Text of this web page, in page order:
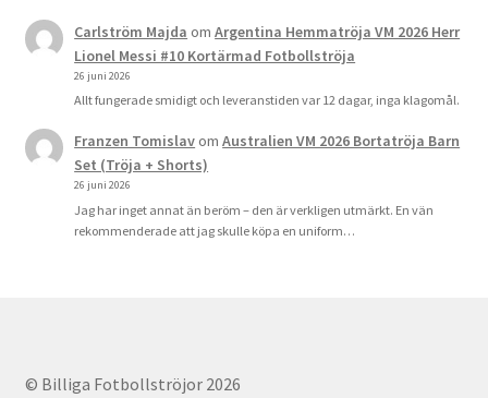
Carlström Majda omArgentina Hemmatröja VM 2026 Herr
Lionel Messi #10 Kortärmad Fotbollströja
26 juni 2026
Allt fungerade smidigt och leveranstiden var 12 dagar, inga klagomål.
Franzen TomislavomAustralien VM 2026 Bortatröja Barn
Set (Tröja + Shorts)
26 juni 2026
Jag har inget annat än beröm – den är verkligen utmärkt. En vän
rekommenderade att jag skulle köpa en uniform…
© Billiga Fotbollströjor 2026